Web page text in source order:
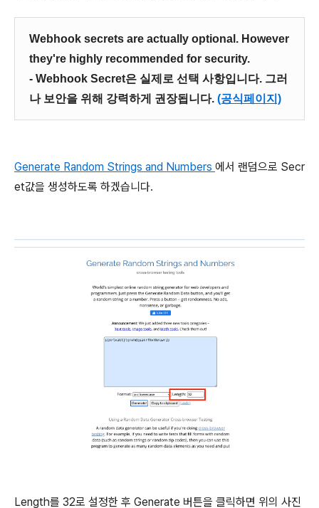
Webhook secrets are actually optional. However
they're highly recommended for security.
- Webhook Secret은 실제로 선택 사항입니다. 그러
나 보안을 위해 강력하게 권장됩니다. (공식페이지)
Generate Random Strings and Numbers 에서 랜덤으로 Secr
et값을 생성하도록 하겠습니다.
Length를 32로 설정한 후 Generate 버튼을 클릭하면 위의 사진